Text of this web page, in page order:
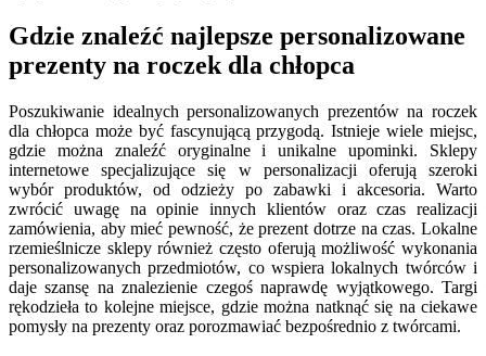
Gdzie znaleźć najlepsze personalizowane
prezenty na roczek dla chłopca
Poszukiwanie idealnych personalizowanych prezentów na roczek
dla chłopca może być fascynującą przygodą. Istnieje wiele miejsc,
gdzie można znaleźć oryginalne i unikalne upominki. Sklepy
internetowe specjalizujące się w personalizacji oferują szeroki
wybór produktów, od odzieży po zabawki i akcesoria. Warto
zwrócić uwagę na opinie innych klientów oraz czas realizacji
zamówienia, aby mieć pewność, że prezent dotrze na czas. Lokalne
rzemieślnicze sklepy również często oferują możliwość wykonania
personalizowanych przedmiotów, co wspiera lokalnych twórców i
daje szansę na znalezienie czegoś naprawdę wyjątkowego. Targi
rękodzieła to kolejne miejsce, gdzie można natknąć się na ciekawe
pomysły na prezenty oraz porozmawiać bezpośrednio z twórcami.